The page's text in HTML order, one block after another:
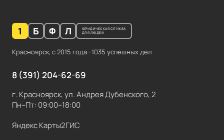
1 Б Ф Л
ЮРИДИЧЕСКАЯ СЛУЖБА
ДЛЯ ЛЮДЕЙ
Красноярск, с2015 года · 1035 успешных дел
8 (391) 204-62-69
г. Красноярск, ул. Андрея Дубенского, 2
Пн–Пт: 09:00–18:00
Яндекс Карты2ГИС